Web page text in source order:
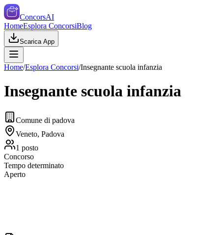
ConcorsAI
HomeEsplora ConcorsiBlog
Scarica App
Home/Esplora Concorsi/Insegnante scuola infanzia
Insegnante scuola infanzia
Comune di padova
Veneto, Padova
1 posto
Concorso
Tempo determinato
Aperto